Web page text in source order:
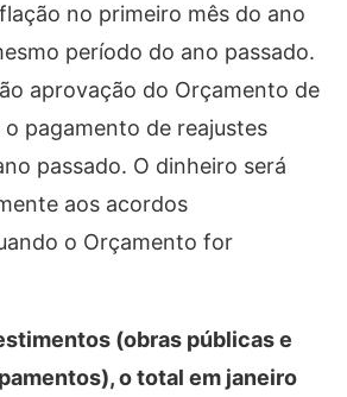
no primeiro mês do ano
período do ano passado.
aprovação do Orçamento de
pagamento de reajustes
passado. O dinheiro será
aos acordos
o Orçamento for
(obras públicas e
o total em janeiro